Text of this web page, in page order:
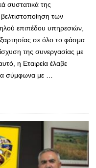
συστατικά της
βελτιστοποίηση των
επιπέδου υπηρεσιών,
σε όλο το φάσμα
της συνεργασίας με
η Εταιρεία έλαβε
σύμφωνα με …